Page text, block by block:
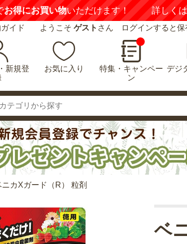
お得にお買い物いただけます！ 詳しく
イド ようこそ ゲスト さん ログインすると保
新規登
お気に入り
特集・キャンペー
ン
デジ
ニカXガード（R） 粒剤
ベ